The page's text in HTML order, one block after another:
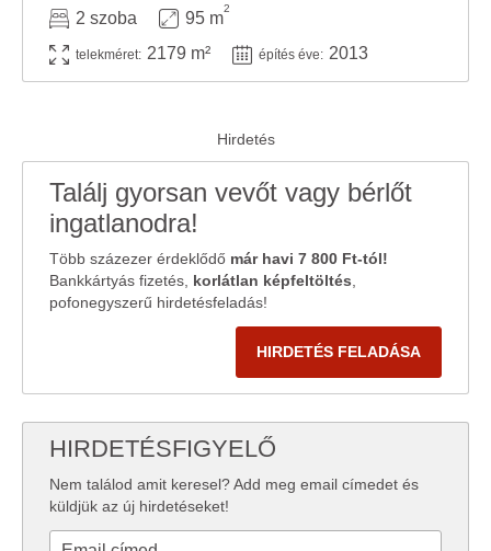
2 szoba 95 m
2
telekméret: 2179 m² építés éve: 2013
Találj gyorsan vevőt vagy bérlőt
ingatlanodra!
Több százezer érdeklődő már havi 7 800 Ft-tól!
Bankkártyás fizetés, korlátlan képfeltöltés
pofonegyszerű hirdetésfeladás!
HIRDETÉS FELADÁSA
HIRDETÉSFIGYELŐ
Nem találod amit keresel? Add meg email címedet és
küldjük az új hirdetéseket!